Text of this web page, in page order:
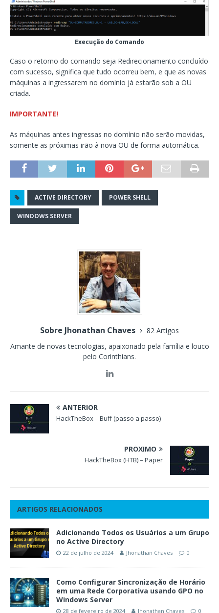
Execução do Comando
Caso o retorno do comando seja Redirecionamento concluído
com sucesso, significa que tudo ocorreu bem, e que as novas
máquinas a ingressarem no domínio já estarão sob a OU
criada.
IMPORTANTE!
As máquinas antes ingressas no domínio não serão movidas,
somente as próximas irão à nova OU de forma automática.
ACTIVE DIRECTORY POWER SHELL
WINDOWS SERVER
Sobre Jhonathan Chaves
82 Artigos
Amante de novas tecnologias, apaixonado pela família e louco
pelo Corinthians.
ANTERIOR
HackTheBox – Buff (passo a passo)
PRÓXIMO
HackTheBox (HTB) – Paper
ARTIGOS RELACIONADOS
Adicionando Todos os Usuários a um Grupo
no Active Directory
22 de julho de 2024 Jhonathan Chaves 0
Como Configurar Sincronização de Horário
em uma Rede Corporativa usando GPO no
Windows Server
28 de fevereiro de 2024 Jhonathan Chaves 0